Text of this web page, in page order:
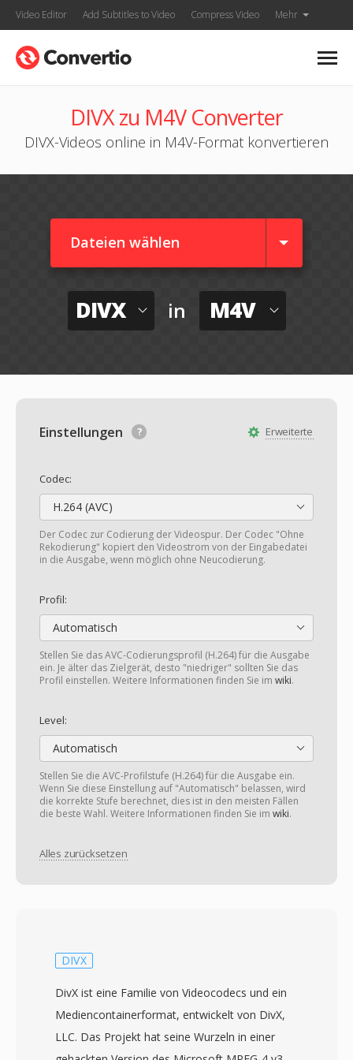
Video Editor Add Subtitles to Video Compress Video Mehr
DIVX zu M4V Converter
DIVX-Videos online in M4V-Format konvertieren
Dateien wählen
DIVX in M4V
Erweiterte
Einstellungen
Codec:
H.264 (AVC)
Der Codec zur Codierung der Videospur. Der Codec "Ohne
Rekodierung" kopiert den Videostrom von der Eingabedatei
in die Ausgabe, wenn möglich ohne Neucodierung.
Profil:
Automatisch
Stellen Sie das AVC-Codierungsprofil (H.264) für die Ausgabe
ein. Je älter das Zielgerät, desto "niedriger" sollten Sie das
Profil einstellen. Weitere Informationen finden Sie im wiki.
Level:
Automatisch
Stellen Sie die AVC-Profilstufe (H.264) für die Ausgabe ein.
Wenn Sie diese Einstellung auf "Automatisch" belassen, wird
die korrekte Stufe berechnet, dies ist in den meisten Fällen
die beste Wahl. Weitere Informationen finden Sie im wiki.
Alles zurücksetzen
DIVX
DivX ist eine Familie von Videocodecs und ein
Mediencontainerformat, entwickelt von DivX,
LLC. Das Projekt hat seine Wurzeln in einer